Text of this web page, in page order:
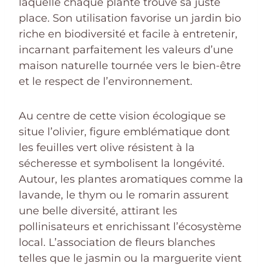
laquelle chaque plante trouve sa juste
place. Son utilisation favorise un jardin bio
riche en biodiversité et facile à entretenir,
incarnant parfaitement les valeurs d’une
maison naturelle tournée vers le bien-être
et le respect de l’environnement.
Au centre de cette vision écologique se
situe l’olivier, figure emblématique dont
les feuilles vert olive résistent à la
sécheresse et symbolisent la longévité.
Autour, les plantes aromatiques comme la
lavande, le thym ou le romarin assurent
une belle diversité, attirant les
pollinisateurs et enrichissant l’écosystème
local. L’association de fleurs blanches
telles que le jasmin ou la marguerite vient